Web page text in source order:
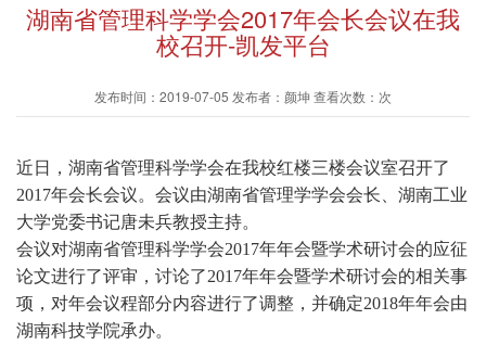
湖南省管理科学学会2017年会长会议在我
校召开-凯发平台
发布时间：2019-07-05 发布者：颜坤 查看次数：次
近日，湖南省管理科学学会在我校红楼三楼会议室召开了
2017年会长会议。会议由湖南省管理学学会会长、湖南工业
大学党委书记唐未兵教授主持。
会议对湖南省管理科学学会2017年年会暨学术研讨会的应征
论文进行了评审 ， 讨论了2017年年会暨学术研讨会的相关事
项，对年会议程部分内容进行了调整 ，并确定2018年年会由
湖南科技学院承办。